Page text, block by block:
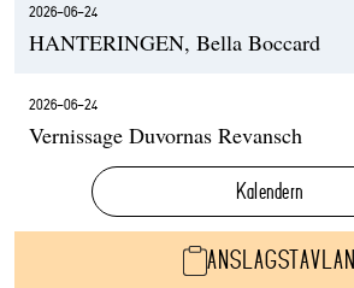
2026-06-24
HANTERINGEN, Bella Boccard
2026-06-24
Vernissage Duvornas Revansch
Kalendern
ANSLAGSTAVLAN